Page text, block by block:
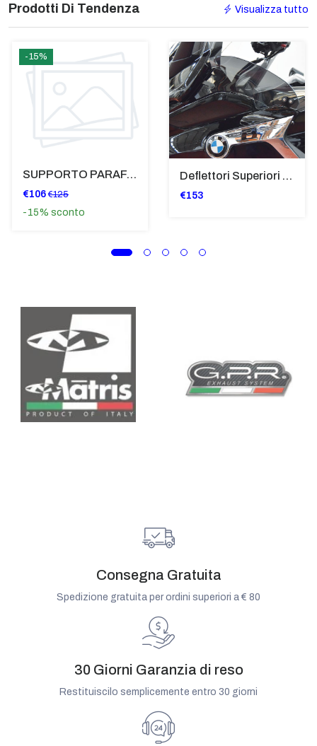
Prodotti Di Tendenza Visualizza tutto
-15%
SUPPORTO PARAFANGO POSTERIORE BMW F900XR
€106 €125
-15% sconto
Deflettori Superiori Alette Frangivento Bmw K 1600 Gtl (2017>) - Bugger - Grand America Fumè Scuro - SP8023-FS-K1600GTL
€153
Consegna Gratuita
Spedizione gratuita per ordini superiori a € 80
30 Giorni Garanzia di reso
Restituiscilo semplicemente entro 30 giorni